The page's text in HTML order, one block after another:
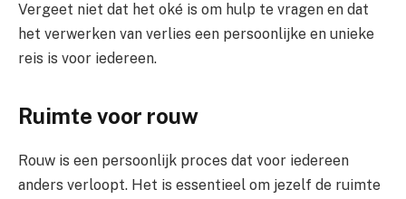
Vergeet niet dat het oké is om hulp te vragen en dat
het verwerken van verlies een persoonlijke en unieke
reis is voor iedereen.
Ruimte voor rouw
Rouw is een persoonlijk proces dat voor iedereen
anders verloopt. Het is essentieel om jezelf de ruimte